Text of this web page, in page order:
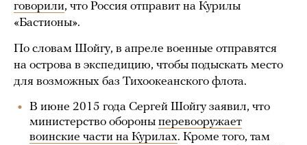
говорили, что Россия отправит на Курилы
«Бастионы».
По словам Шойгу, в апреле военные отправятся
на острова в экспедицию, чтобы подыскать место
для возможных баз Тихоокеанского флота.
В июне 2015 года Сергей Шойгу заявил, что
министерство обороны перевооружает
воинские части на Курилах. Кроме того, там